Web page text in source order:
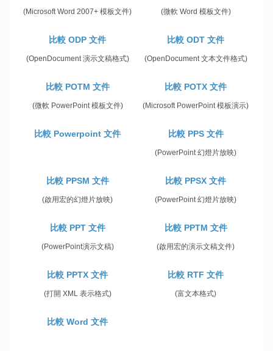
(Microsoft Word 2007+ 模板文件) (微軟 Word 模板文件)
比較 ODP 文件
(OpenDocument 演示文稿格式)
比較 ODT 文件
(OpenDocument 文本文件格式)
比較 POTM 文件
(微軟 PowerPoint 模板文件)
比較 POTX 文件
(Microsoft PowerPoint 模板演示)
比較 Powerpoint 文件 比較 PPS 文件
(PowerPoint 幻燈片放映)
比較 PPSM 文件
(啟用宏的幻燈片放映)
比較 PPSX 文件
(PowerPoint 幻燈片放映)
比較 PPT 文件
(PowerPoint演示文稿)
比較 PPTM 文件
(啟用宏的演示文稿文件)
比較 PPTX 文件
(打開 XML 表示格式)
比較 RTF 文件
(富文本格式)
比較 Word 文件